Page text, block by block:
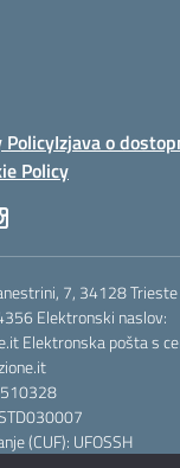
PolicyIzjava o
Policy
7, 34128 Trieste
Elektronski naslov:
Elektronska pošta s
(CUF): UFOSSH